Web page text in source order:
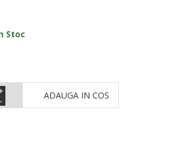
Stoc
- ADAUGA IN COS